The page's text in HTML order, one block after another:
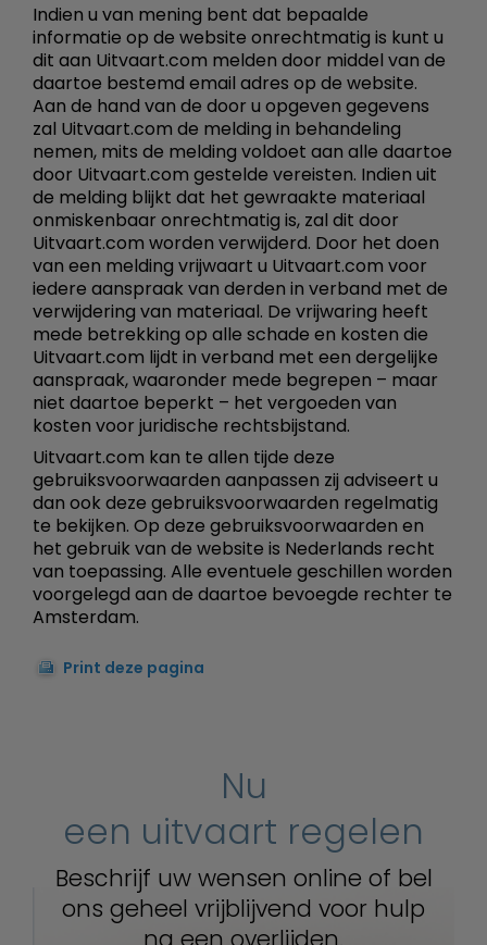
Indien u van mening bent dat bepaalde
informatie op de website onrechtmatig is kunt u
dit aan Uitvaart.com melden door middel van de
daartoe bestemd email adres op de website.
Aan de hand van de door u opgeven gegevens
zal Uitvaart.com de melding in behandeling
nemen, mits de melding voldoet aan alle daartoe
door Uitvaart.com gestelde vereisten. Indien uit
de melding blijkt dat het gewraakte materiaal
onmiskenbaar onrechtmatig is, zal dit door
Uitvaart.com worden verwijderd. Door het doen
van een melding vrijwaart u Uitvaart.com voor
iedere aanspraak van derden in verband met de
verwijdering van materiaal. De vrijwaring heeft
mede betrekking op alle schade en kosten die
Uitvaart.com lijdt in verband met een dergelijke
aanspraak, waaronder mede begrepen – maar
niet daartoe beperkt – het vergoeden van
kosten voor juridische rechtsbijstand.
Uitvaart.com kan te allen tijde deze
gebruiksvoorwaarden aanpassen zij adviseert u
dan ook deze gebruiksvoorwaarden regelmatig
te bekijken. Op deze gebruiksvoorwaarden en
het gebruik van de website is Nederlands recht
van toepassing. Alle eventuele geschillen worden
voorgelegd aan de daartoe bevoegde rechter te
Amsterdam.
Print deze pagina
Nu
een uitvaart regelen
Beschrijf uw wensen online of bel
ons geheel vrijblijvend voor hulp